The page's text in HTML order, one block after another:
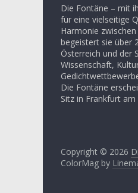
Die Fontäne – mit
für eine vielseitige
Harmonie
begeistert sie über
Österreich und der
Wissenschaft,
Die Fontäne
Sitz in Frankfurt am
Copyright © 2026
ColorMag by